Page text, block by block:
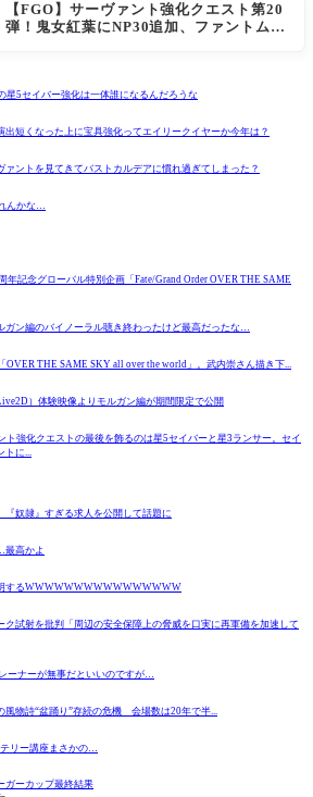
【FGO】サーヴァント強化クエスト第20
弾！鬼女紅葉にNP30追加、ファントムも
星5セイバー強化は一体誰になるんだろうな
出短くなった上に宝具強化ってエイリークイヤーか今年は？
ァントを見てきてバストカルデアに慣れ過ぎてしまった？
んかな…
年記念グローバル特別企画「Fate/Grand Order OVER THE SAME
ガン編のバイノーラル聴き終わったけど最高だったな…
OVER THE SAME SKY all over the world」。武内崇さん描き下...
）体験映像よりモルガン編が期間限定で公開
ト強化クエストの最後を飾るのは星5セイバーと星3ランサー。セイ
に...
『奴隷』すぎる求人を公開して話題に
最高かよ
するWWWWWWWWWWWWWWWW
ク試射を批判「周辺の安全保障上の脅威を口実に再軍備を加速して
ーナーが無事だといいのですが…
風物詩“盆踊り”存続の危機 会場数は20年で半...
リー講座まさかの…
ガーカップ最終結果